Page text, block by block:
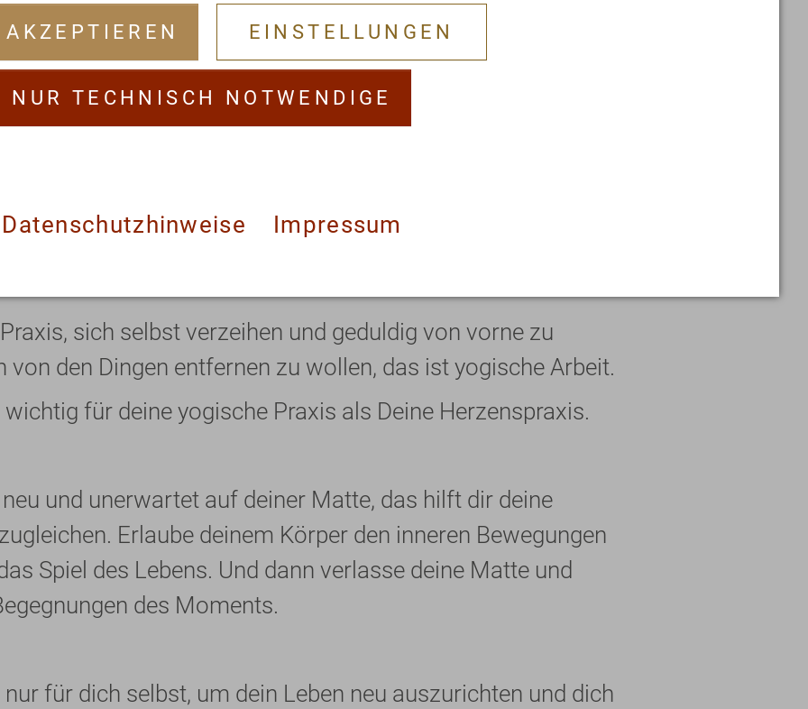
EINSTELLUNGEN
NUR TECHNISCH NOTWENDIGE
Datenschutzhinweise Impressum
Nicht, was wir wollten, ist entscheidend, sondern
Unablässig ist unsere Aufmerksamkeit auf jeden
nur von Moment zu Moment zu Moment können wir
Jahresende zu verschieben ist demnach keine yogische
sich selbst verzeihen und geduldig von vorne zu
von den Dingen entfernen zu wollen, das ist yogische Arbeit.
für deine yogische Praxis als Deine Herzenspraxis.
und unerwartet auf deiner Matte, das hilft dir deine
Erlaube deinem Körper den inneren Bewegungen
Spiel des Lebens. Und dann verlasse deine Matte und
des Moments.
für dich selbst, um dein Leben neu auszurichten und dich